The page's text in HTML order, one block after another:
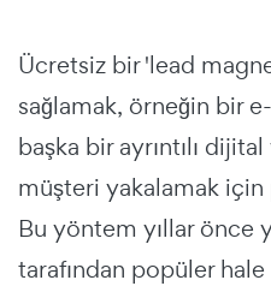
Ücretsiz bir 'lead
sağlamak, örneğin bir
başka bir ayrıntılı
müşteri yakalamak
Bu yöntem yıllar önce
tarafından popüler